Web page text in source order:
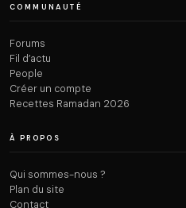
COMMUNAUTÉ
Forums
Fil d’actu
People
Créer un compte
Recettes Ramadan 2026
À PROPOS
Qui sommes-nous ?
Plan du site
Contact